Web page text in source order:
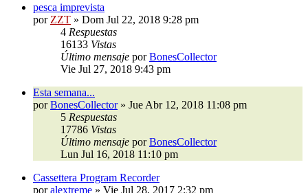
pesca imprevista
por ZZT » Dom Jul 22, 2018 9:28 pm
4 Respuestas
16133 Vistas
Último mensaje porBonesCollector
Vie Jul 27, 2018 9:43 pm
Esta semana...
porBonesCollector» Jue Abr 12, 2018 11:08 pm
5 Respuestas
17786 Vistas
Último mensaje porBonesCollector
Lun Jul 16, 2018 11:10 pm
Cassettera Program Recorder
poralextreme » Vie Jul 28, 2017 2:32 pm